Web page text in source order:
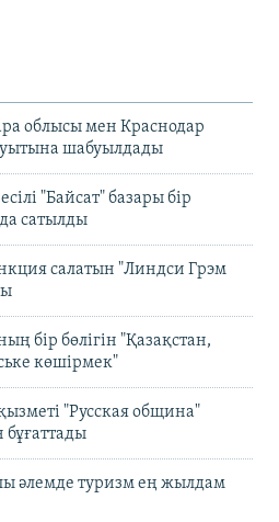
облысы мен Краснодар
шабуылдады
"Байсат" базары бір
сатылды
салатын "Линдси Грэм
бір бөлігін "Қазақстан,
көшірмек"
"Русская община"
әлемде туризм ең жылдам